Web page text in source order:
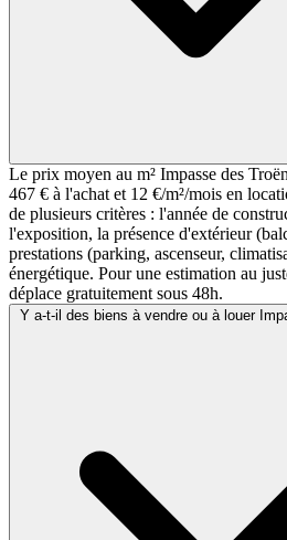
Le prix moyen au m² Impasse des
467 € à l'achat et 12 €/m²/mois en
de plusieurs critères : l'année de
l'exposition, la présence d'extérieur
prestations (parking, ascenseur,
énergétique. Pour une estimation au
déplace gratuitement sous 48h.
Y a-t-il des biens à vendre ou à louer